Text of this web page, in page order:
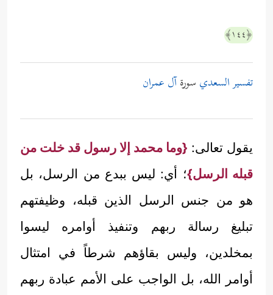
﴿١٤٤﴾
تفسير السعدي سورةآل عمران
يقول تعالى: {وما محمد إلا رسول قد خلت من
قبله الرسل}؛ أي: ليس ببدع من الرسل، بل
هو من جنس الرسل الذين قبله، وظيفتهم
تبليغ رسالة ربهم وتنفيذ أوامره ليسوا
بمخلدين، وليس بقاؤهم شرطاً في امتثال
أوامر الله، بل الواجب على الأمم عبادة ربهم